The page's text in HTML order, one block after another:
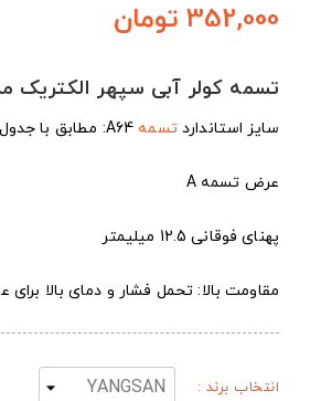
352,000 تومان
تسمه کولر آبی سپهر الکتریک مدل
سایز استانداردتسمه
عرض تسمه A
پهنای فوقانی 12.5 میلیمتر
مقاومت بالا: تحمل فشار و دمای بالا
انتخاب برند :